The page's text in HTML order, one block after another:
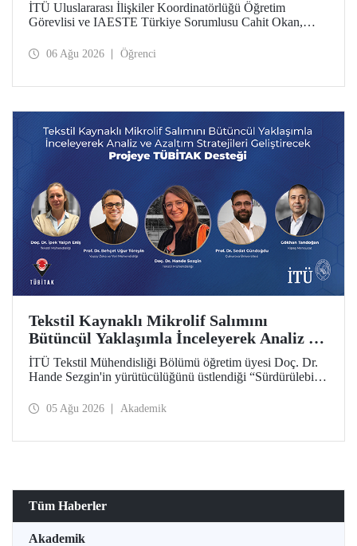
İTÜ Uluslararası İlişkiler Koordinatörlüğü Öğretim
Görevlisi ve IAESTE Türkiye Sorumlusu Cahit Okan,
Temmuz tarihlerinde ABD’de dünyanın önde gelen
06 Ağu 2026 Öğrenci
Tekstil Kaynaklı Mikrolif Salımını
Bütüncül Yaklaşımla İnceleyerek Analiz ve
Azaltım Stratejileri Geliştirecek Projeye
TÜBİTAK Desteği
İTÜ Tekstil Mühendisliği Bölümü öğretim üyesi Doç. Dr.
Hande Sezgin'in yürütücülüğünü üstlendiği “Sürdürülebilir
Koşullarına Bağlı Mikrolif Salımı: Aşınma, UV Maruziyeti
05 Ağu 2026 Akademik
Tüm Haberler
Akademik